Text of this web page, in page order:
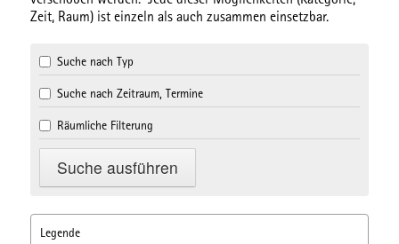
Zeit, Raum) ist einzeln als auch zusammen einsetzbar.
Suche nach Typ
Suche nach Zeitraum, Termine
Räumliche Filterung
Legende